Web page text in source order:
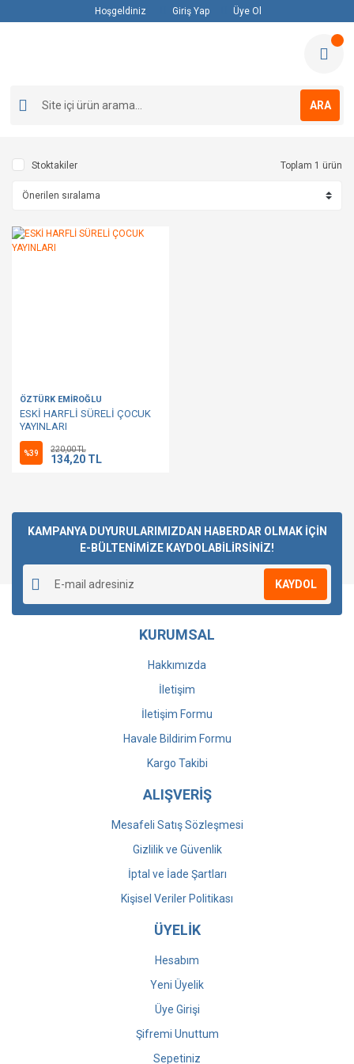
Hoşgeldiniz Giriş Yap Üye Ol
ARA
Stoktakiler Toplam 1 ürün
ÖZTÜRK EMİROĞLU
ESKİ HARFLİ SÜRELİ ÇOCUK
YAYINLARI
%39 220,00 TL
134,20 TL
KAMPANYA DUYURULARIMIZDAN HABERDAR OLMAK İÇİN
E-BÜLTENİMİZE KAYDOLABİLİRSİNİZ!
KAYDOL
KURUMSAL
Hakkımızda
İletişim
İletişim Formu
Havale Bildirim Formu
Kargo Takibi
ALIŞVERİŞ
Mesafeli Satış Sözleşmesi
Gizlilik ve Güvenlik
İptal ve İade Şartları
Kişisel Veriler Politikası
ÜYELİK
Hesabım
Yeni Üyelik
Üye Girişi
Şifremi Unuttum
Sepetiniz